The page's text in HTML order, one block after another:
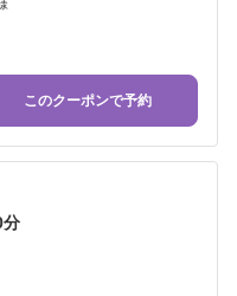
このクーポンで予約